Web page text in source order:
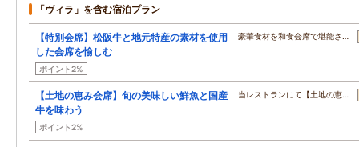
「ヴィラ」を含む宿泊プラン
【特別会席】松阪牛と地元特産の素材を使用
した会席を愉しむ
ポイント2%
豪華食材を和食会席で堪能さ…
【土地の恵み会席】旬の美味しい鮮魚と国産
牛を味わう
ポイント2%
当レストランにて【土地の恵…